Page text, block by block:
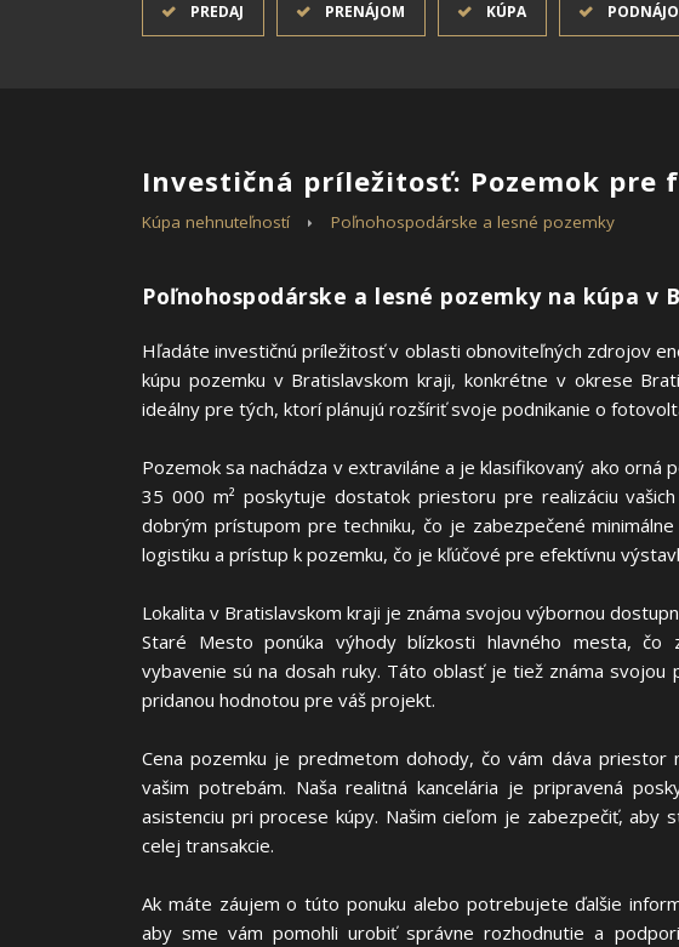
PREDAJ PRENÁJOM KÚPA
Investičná príležitosť: Pozemok
Kúpa nehnuteľností Poľnohospodárske a lesné pozemky
Poľnohospodárske a lesné pozemky na kúpa v
Hľadáte investičnú príležitosť v oblasti obnoviteľných zdrojov
kúpu pozemku v Bratislavskom kraji, konkrétne v okrese
ideálny pre tých, ktorí plánujú rozšíriť svoje podnikanie o
Pozemok sa nachádza v extraviláne a je klasifikovaný ako orná
35 000 m² poskytuje dostatok priestoru pre realizáciu
dobrým prístupom pre techniku, čo je zabezpečené
logistiku a prístup k pozemku, čo je kľúčové pre efektívnu
Lokalita v Bratislavskom kraji je známa svojou výbornou
Staré Mesto ponúka výhody blízkosti hlavného mesta, čo
vybavenie sú na dosah ruky. Táto oblasť je tiež známa
pridanou hodnotou pre váš projekt.
Cena pozemku je predmetom dohody, čo vám dáva priestor
vašim potrebám. Naša realitná kancelária je pripravená
asistenciu pri procese kúpy. Našim cieľom je zabezpečiť, aby
celej transakcie.
Ak máte záujem o túto ponuku alebo potrebujete ďalšie
aby sme vám pomohli urobiť správne rozhodnutie a